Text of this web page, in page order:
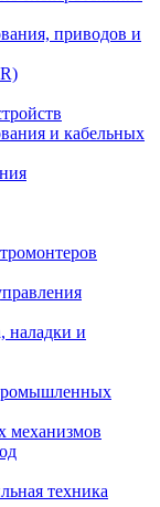
приводов и
и кабельных
наладки и
механизмов
техника